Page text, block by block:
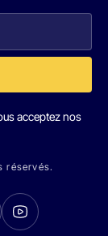
acceptez nos
réservés.